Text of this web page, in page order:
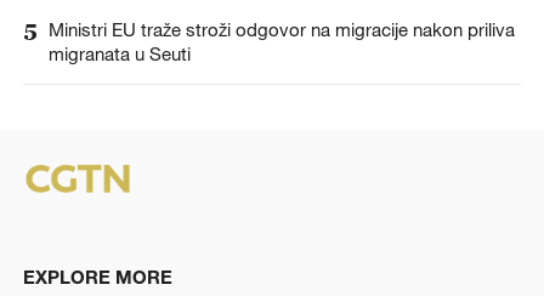
5
Ministri EU traže stroži odgovor na migracije nakon priliva
migranata u Seuti
EXPLORE MORE